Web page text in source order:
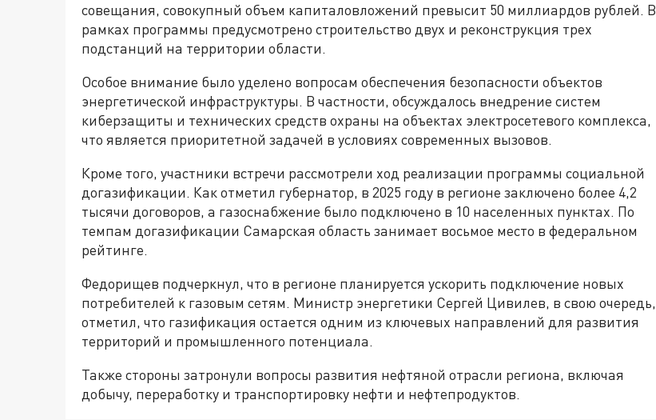
совещания, совокупный объем капиталовложений превысит 50 миллиардов рублей. В
рамках программы предусмотрено строительство двух и реконструкция трех
подстанций на территории области.
Особое внимание было уделено вопросам обеспечения безопасности объектов
энергетической инфраструктуры. В частности, обсуждалось внедрение систем
киберзащиты и технических средств охраны на объектах электросетевого комплекса,
что является приоритетной задачей в условиях современных вызовов.
Кроме того, участники встречи рассмотрели ход реализации программы социальной
догазификации. Как отметил губернатор, в 2025 году в регионе заключено более 4,2
тысячи договоров, а газоснабжение было подключено в 10 населенных пунктах. По
темпам догазификации Самарская область занимает восьмое место в федеральном
рейтинге.
Федорищев подчеркнул, что в регионе планируется ускорить подключение новых
потребителей к газовым сетям. Министр энергетики Сергей Цивилев, в свою очередь,
отметил, что газификация остается одним из ключевых направлений для развития
территорий и промышленного потенциала.
Также стороны затронули вопросы развития нефтяной отрасли региона, включая
добычу, переработку и транспортировку нефти и нефтепродуктов.